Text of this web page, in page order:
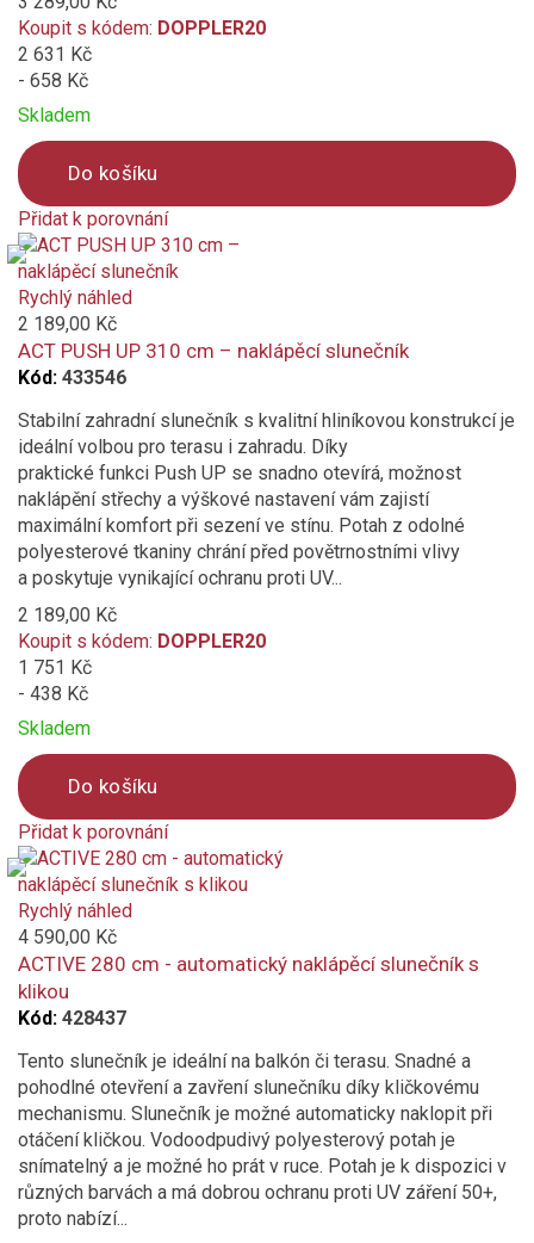
Vlastnosti a funkce
Automatické otevírání klikou
Impregnace proti skvrnám a špíně
Naklápěcí
Odolný povětrnostním vlivům
Otočný kolem osy
S volánem
Snímatelný/ručně pratelný potah slunečníku
Vhodné pro Gastro
Výškově nastavitelný
Koupit s kódem: DOPPLER20
2 631 Kč
- 658 Kč
Skladem
Do košíku
Přidat k porovnání
Product
is
added
to
compare
Rychlý náhled
2 189,00 Kč
ACT PUSH UP 310 cm – naklápěcí slunečník
Kód: 433546
Stabilní zahradní slunečník s kvalitní hliníkovou konstrukcí je
ideální volbou pro terasu i zahradu. Díky
praktické funkci Push UP se snadno otevírá, možnost
naklápění střechy a výškové nastavení vám zajistí
maximální komfort při sezení ve stínu. Potah z odolné
polyesterové tkaniny chrání před povětrnostními vlivy
a poskytuje vynikající ochranu proti UV...
2 189,00 Kč
Koupit s kódem: DOPPLER20
1 751 Kč
- 438 Kč
Skladem
Do košíku
Přidat k porovnání
Product
is
added
to
compare
Rychlý náhled
4 590,00 Kč
ACTIVE 280 cm - automatický naklápěcí slunečník s
klikou
Kód: 428437
Tento slunečník je ideální na balkón či terasu. Snadné a
pohodlné otevření a zavření slunečníku díky kličkovému
mechanismu. Slunečník je možné automaticky naklopit při
otáčení kličkou. Vodoodpudivý polyesterový potah je
snímatelný a je možné ho prát v ruce. Potah je k dispozici v
různých barvách a má dobrou ochranu proti UV záření 50+,
proto nabízí...